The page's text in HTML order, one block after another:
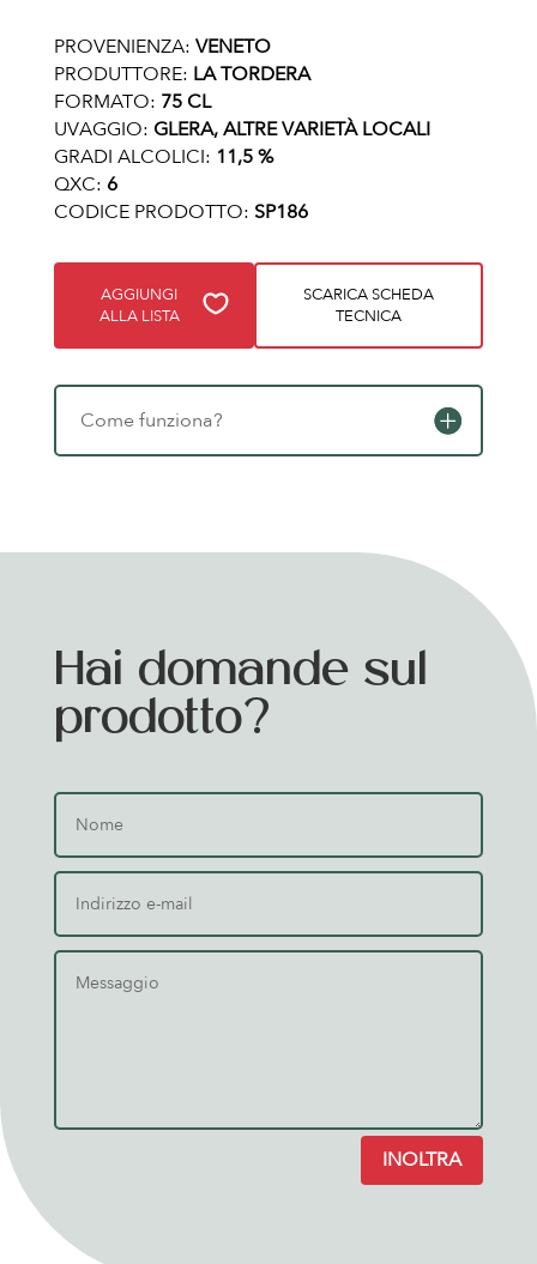
PROVENIENZA: VENETO
PRODUTTORE: LA TORDERA
FORMATO: 75 CL
UVAGGIO: GLERA, ALTRE VARIETÀ LOCALI
GRADI ALCOLICI: 11,5 %
QXC: 6
CODICE PRODOTTO: SP186
AGGIUNGI
ALLA LISTA
SCARICA SCHEDA
TECNICA
Come funziona?
Hai domande sul
prodotto?
INOLTRA